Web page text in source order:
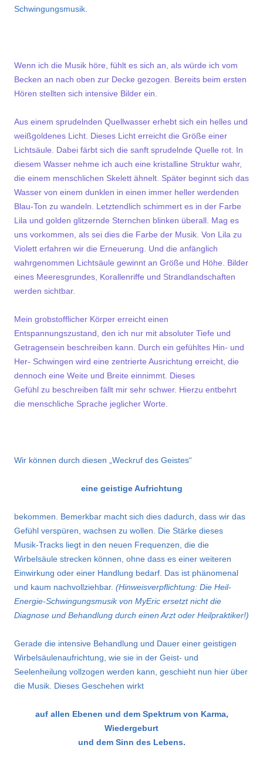
Schwingungsmusik.
Wenn ich die Musik höre, fühlt es sich an, als würde ich vom
Becken an nach oben zur Decke gezogen. Bereits beim ersten
Hören stellten sich intensive Bilder ein.
Aus einem sprudelnden Quellwasser erhebt sich ein helles und
weißgoldenes Licht. Dieses Licht erreicht die Größe einer
Lichtsäule. Dabei färbt sich die sanft sprudelnde Quelle rot. In
diesem Wasser nehme ich auch eine kristalline Struktur wahr,
die einem menschlichen Skelett ähnelt. Später beginnt sich das
Wasser von einem dunklen in einen immer heller werdenden
Blau-Ton zu wandeln. Letztendlich schimmert es in der Farbe
Lila und golden glitzernde Sternchen blinken überall. Mag es
uns vorkommen, als sei dies die Farbe der Musik. Von Lila zu
Violett erfahren wir die Erneuerung. Und die anfänglich
wahrgenommen Lichtsäule gewinnt an Größe und Höhe. Bilder
eines Meeresgrundes, Korallenriffe und Strandlandschaften
werden sichtbar.
Mein grobstofflicher Körper erreicht einen
Entspannungszustand, den ich nur mit absoluter Tiefe und
Getragensein beschreiben kann. Durch ein gefühltes Hin- und
Her- Schwingen wird eine zentrierte Ausrichtung erreicht, die
dennoch eine Weite und Breite einnimmt. Dieses
Gefühl zu beschreiben fällt mir sehr schwer. Hierzu entbehrt
die menschliche Sprache jeglicher Worte.
Wir können durch diesen „Weckruf des Geistes“
eine geistige Aufrichtung
bekommen. Bemerkbar macht sich dies dadurch, dass wir das
Gefühl verspüren, wachsen zu wollen. Die Stärke dieses
Musik-Tracks liegt in den neuen Frequenzen, die die
Wirbelsäule strecken können, ohne dass es einer weiteren
Einwirkung oder einer Handlung bedarf. Das ist phänomenal
und kaum nachvollziehbar. (Hinweisverpflichtung: Die Heil-
Energie-Schwingungsmusik von MyEric ersetzt nicht die
Diagnose und Behandlung durch einen Arzt oder Heilpraktiker!)
Gerade die intensive Behandlung und Dauer einer geistigen
Wirbelsäulenaufrichtung, wie sie in der Geist- und
Seelenheilung vollzogen werden kann, geschieht nun hier über
die Musik. Dieses Geschehen wirkt
auf allen Ebenen und dem Spektrum von Karma,
Wiedergeburt
und dem Sinn des Lebens.